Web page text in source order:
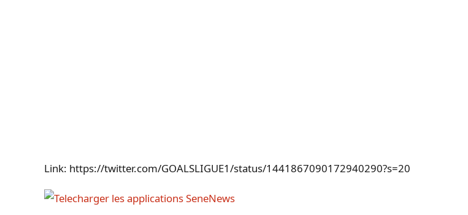
Link: https://twitter.com/GOALSLIGUE1/status/1441867090172940290?s=20